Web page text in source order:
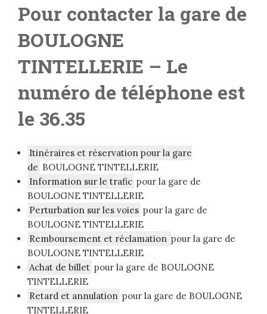
Pour contacter la gare de
BOULOGNE
TINTELLERIE – Le
numéro de téléphone est
le 36.35
Itinéraires et réservation pour la gare
de BOULOGNE TINTELLERIE
Information sur le trafic pour la gare de
BOULOGNE TINTELLERIE
Perturbation sur les voies pour la gare de
BOULOGNE TINTELLERIE
Remboursement et réclamation pour la gare de
BOULOGNE TINTELLERIE
Achat de billet pour la gare de BOULOGNE
TINTELLERIE
Retard et annulation pour la gare de BOULOGNE
TINTELLERIE